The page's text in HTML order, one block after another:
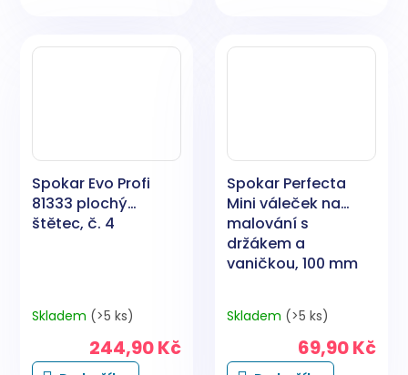
Spokar Evo Profi
81333 plochý
štětec, č. 4
Skladem (>5 ks)
244,90 Kč
Spokar Perfecta
Mini váleček na
malování s
držákem a
vaničkou, 100 mm
Skladem (>5 ks)
69,90 Kč